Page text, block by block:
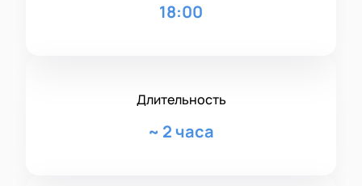
18:00
Длительность
~ 2 часа